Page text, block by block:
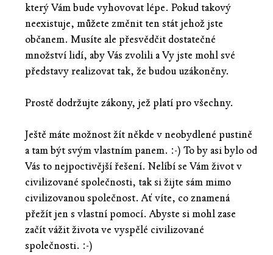
který Vám bude vyhovovat lépe. Pokud takový
neexistuje, můžete změnit ten stát jehož jste
občanem. Musíte ale přesvědčit dostatečné
množství lidí, aby Vás zvolili a Vy jste mohl své
představy realizovat tak, že budou uzákoněny.
Prostě dodržujte zákony, jež platí pro všechny.
Ještě máte možnost žít někde v neobydlené pustině
a tam být svým vlastním panem. :-) To by asi bylo od
Vás to nejpoctivější řešení. Nelíbí se Vám život v
civilizované společnosti, tak si žijte sám mimo
civilizovanou společnost. Ať víte, co znamená
přežít jen s vlastní pomocí. Abyste si mohl zase
začít vážit života ve vyspělé civilizované
společnosti. :-)